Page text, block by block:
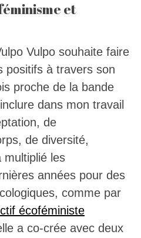
et
Vulpo souhaite faire
positifs à travers son
proche de la bande
dans mon travail
de
de diversité,
multiplié les
années pour des
comme par
écoféministe
a co-crée avec deux